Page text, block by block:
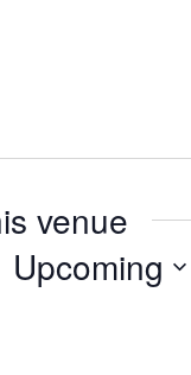
venue
Upcoming